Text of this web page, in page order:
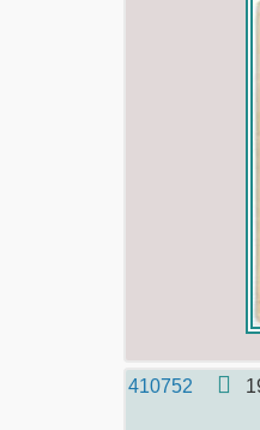
410752